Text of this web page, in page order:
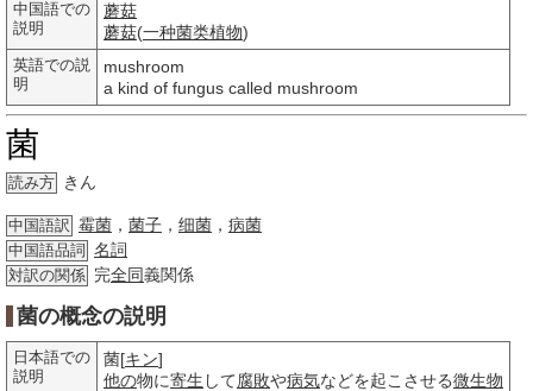
中国語での
説明
蘑菇
蘑菇(一种菌类植物)
英語での説
明
mushroom
a kind of fungus called mushroom
菌
読み方 きん
中国語訳 霉菌 ， 菌子 ， 细菌 ， 病菌
中国語品詞 名詞
対訳の関係 完全同義関係
菌の概念の説明
日本語での
説明
菌[キン]
他の物に寄生 して腐敗や病気などを起こさせる微生物